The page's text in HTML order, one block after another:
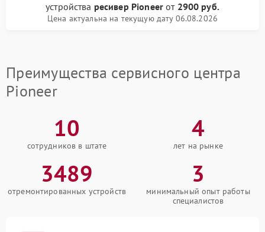
устройства ресивер Pioneerот 2900 руб.
Цена актуальна на текущую дату 06.08.2026
Преимущества сервисного центра
Pioneer
10
сотрудников в штате
4
лет на рынке
3489
отремонтированных устройств
3
минимальный опыт работы
специалистов